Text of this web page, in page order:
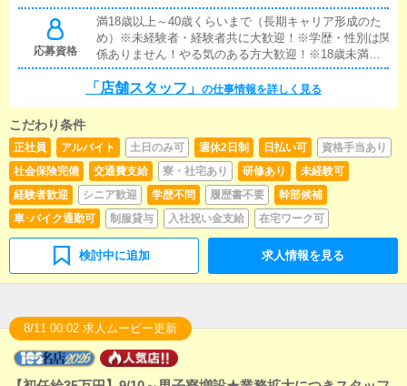
字が入力出来れば問題ありません。PCが苦手な人でも
簡単にできます。■清掃・備品管理お客様やキャストの
方に快適にお過ごしいただくため、店内の清掃や備品
の管理・補充を行っていただきます。上記がメイン業
務となります。難しいことはございません！
応募資格
満18歳以上～40歳くらいまで（長期キャリア形成のた
め）※未経験者・経験者共に大歓迎！※学歴・性別は関
係ありません！やる気のある方大歓迎！※18歳未満
（高校生を含む）の応募はお断りします。
「店舗スタッフ」 の仕事情報を詳しく見る
こだわり条件
正社員 アルバイト 土日のみ可 週休2日制 日払い可
資格手当あり
社会保険完備
交通費支給 寮・社宅あり 研修あり
未経験可
経験者歓迎
シニア歓迎 学歴不問 履歴書不要
幹部候補
車･バイク通勤可
制服貸与 入社祝い金支給 在宅ワーク可
検討中に追加 求人情報を見る
8/11 00:02 求人ムービー更新